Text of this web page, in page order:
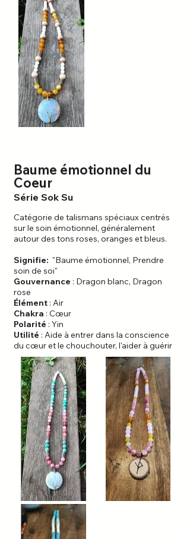
Baume émotionnel du
Coeur
Série Sok Su
Catégorie de talismans spéciaux centrés
sur le soin émotionnel, généralement
autour des tons roses, oranges et bleus.
Signifie: "Baume émotionnel, Prendre
soin de soi"
Gouvernance : Dragon blanc, Dragon
rose
Élément : Air
Chakra : Cœur
Polarité : Yin
Utilité : Aide à entrer dans la conscience
du cœur et le chouchouter, l'aider à guérir